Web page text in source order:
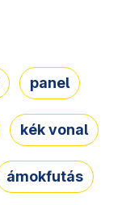
panel
kék vonal
ámokfutás